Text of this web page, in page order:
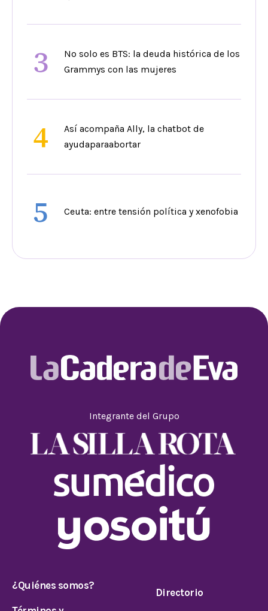
3
No solo es BTS: la deuda histórica de los
Grammys con las mujeres
4
Así acompaña Ally, la chatbot de
ayudaparaabortar
5 Ceuta: entre tensión política y xenofobia
Integrante del Grupo
¿Quiénes somos?
Directorio